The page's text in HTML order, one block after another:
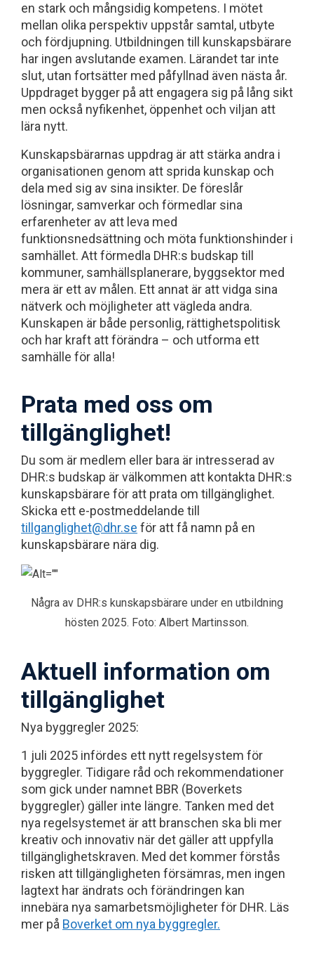
en stark och mångsidig kompetens. I mötet
mellan olika perspektiv uppstår samtal, utbyte
och fördjupning. Utbildningen till kunskapsbärare
har ingen avslutande examen. Lärandet tar inte
slut, utan fortsätter med påfyllnad även nästa år.
Uppdraget bygger på att engagera sig på lång sikt
men också nyfikenhet, öppenhet och viljan att
lära nytt.
Kunskapsbärarnas uppdrag är att stärka andra i
organisationen genom att sprida kunskap och
dela med sig av sina insikter. De föreslår
lösningar, samverkar och förmedlar sina
erfarenheter av att leva med
funktionsnedsättning och möta funktionshinder i
samhället. Att förmedla DHR:s budskap till
kommuner, samhällsplanerare, byggsektor med
mera är ett av målen. Ett annat är att vidga sina
nätverk och möjligheter att vägleda andra.
Kunskapen är både personlig, rättighetspolitisk
och har kraft att förändra – och utforma ett
samhälle för alla!
Prata med oss om
tillgänglighet!
Du som är medlem eller bara är intresserad av
DHR:s budskap är välkommen att kontakta DHR:s
kunskapsbärare för att prata om tillgänglighet.
Skicka ett e-postmeddelande till
tillganglighet@dhr.se för att få namn på en
kunskapsbärare nära dig.
Några av DHR:s kunskapsbärare under en utbildning
hösten 2025. Foto: Albert Martinsson.
Aktuell information om
tillgänglighet
Nya byggregler 2025:
1 juli 2025 infördes ett nytt regelsystem för
byggregler. Tidigare råd och rekommendationer
som gick under namnet BBR (Boverkets
byggregler) gäller inte längre. Tanken med det
nya regelsystemet är att branschen ska bli mer
kreativ och innovativ när det gäller att uppfylla
tillgänglighetskraven. Med det kommer förstås
risken att tillgängligheten försämras, men ingen
lagtext har ändrats och förändringen kan
innebära nya samarbetsmöjligheter för DHR. Läs
mer på Boverket om nya byggregler.